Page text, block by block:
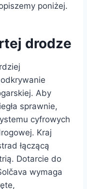
poniżej.
drodze
Aby
sprawnie,
cyfrowych
Kraj
łączącą
Dotarcie do
wymaga